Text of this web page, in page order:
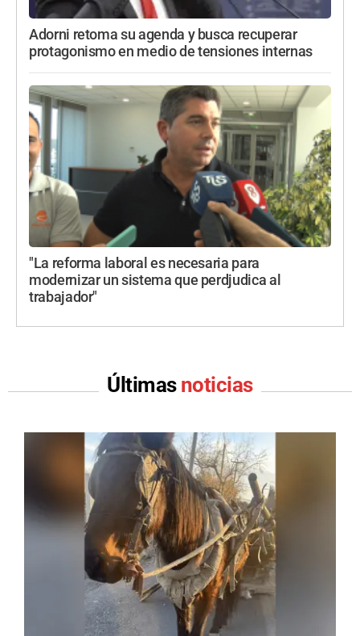
Adorni retoma su agenda y busca recuperar
protagonismo en medio de tensiones internas
"La reforma laboral es necesaria para
modernizar un sistema que perdjudica al
trabajador"
Últimas noticias